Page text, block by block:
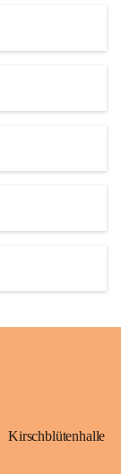
Kirschblütenhalle